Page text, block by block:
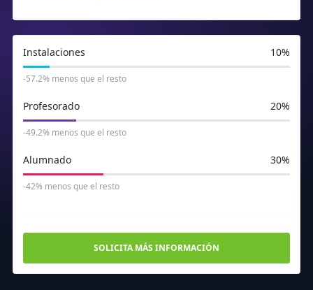
Instalaciones 10%
-57.2% menos que el resto
Profesorado 20%
-49.2% menos que el resto
Alumnado 30%
-42% menos que el resto
SOLICITA MÁS INFORMACIÓN